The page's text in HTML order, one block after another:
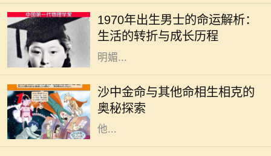
1970年出生男士的命运解析：
生活的转折与成长历程
义的年份，这一年出生的男士在气
候、文化和社会变迁中成长，形成了
独特的个性与命运。在这一年，阳光
明媚...
沙中金命与其他命相生相克的
奥秘探索
在中国传统命理学中，五行理论深深
影响着人们对命运的理解。其中，沙
中金命作为金命的一种，具有独特的
特性和命理含义。了解沙中金命与其
他...
在中国的命理学中，五行的相生相克
关系深刻影响着人们的命运和生活，